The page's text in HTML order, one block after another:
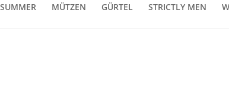
SUMMER MÜTZEN GÜRTEL STRICTLY MEN